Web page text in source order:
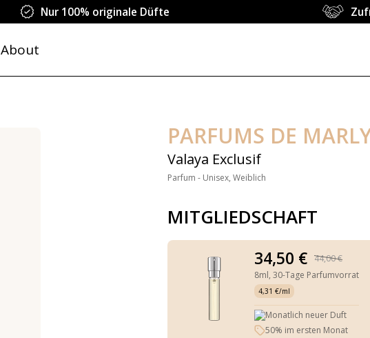
Nur 100% originale Düfte
About
PARFUMS DE
Valaya Exclusif
Parfum - Unisex, Weiblich
MITGLIEDSCHAFT
34,50 €
44,00 €
8ml, 30-Tage Parfumvorrat
4,31 €/ml
Monatlich neuer Duft
50% im ersten Monat